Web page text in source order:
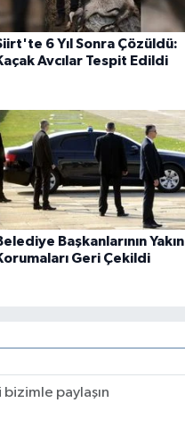
6 Yıl Sonra Çözüldü:
Avcılar Tespit Edildi
Başkanlarının Yakın
Geri Çekildi